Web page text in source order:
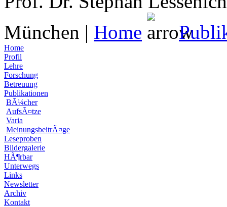
München | Home
Home
Profil
Lehre
Forschung
Betreuung
Publikationen
BÃ¼cher
AufsÃ¤tze
Varia
MeinungsbeitrÃ¤ge
Leseproben
Bildergalerie
HÃ¶rbar
Unterwegs
Links
Newsletter
Archiv
Kontakt